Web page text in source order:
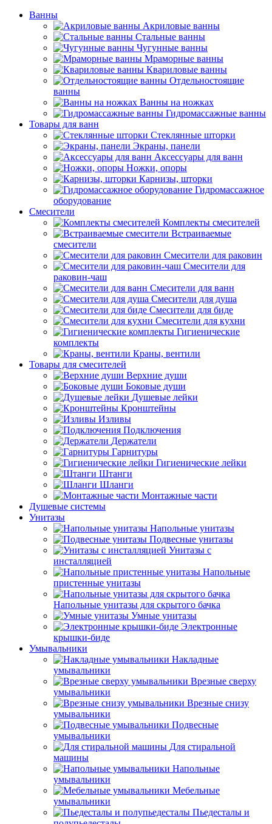
Ванны
Акриловые ванны
Стальные ванны
Чугунные ванны
Мраморные ванны
Квариловые ванны
Отдельностоящие
ванны
Ванны на ножках
Гидромассажные ванны
Товары для ванн
Стеклянные шторки
Экраны, панели
Аксессуары для ванн
Ножки, опоры
Карнизы, шторки
Гидромассажное
оборудование
Смесители
Комплекты смесителей
Встраиваемые
смесители
Смесители для раковин
Смесители для
раковин-чаш
Смесители для ванн
Смесители для душа
Смесители для биде
Смесители для кухни
Гигиенические
комплекты
Краны, вентили
Товары для смесителей
Верхние души
Боковые души
Душевые лейки
Кронштейны
Изливы
Подключения
Держатели
Гарнитуры
Гигиенические лейки
Штанги
Шланги
Монтажные части
Душевые системы
Унитазы
Напольные унитазы
Подвесные унитазы
Унитазы с
инсталляцией
Напольные
пристенные унитазы
Напольные унитазы для скрытого бачка
Умные унитазы
Электронные
крышки-биде
Умывальники
Накладные
умывальники
Врезные сверху
умывальники
Врезные снизу
умывальники
Подвесные
умывальники
Для стиральной
машины
Напольные
умывальники
Мебельные
умывальники
Пьедесталы и